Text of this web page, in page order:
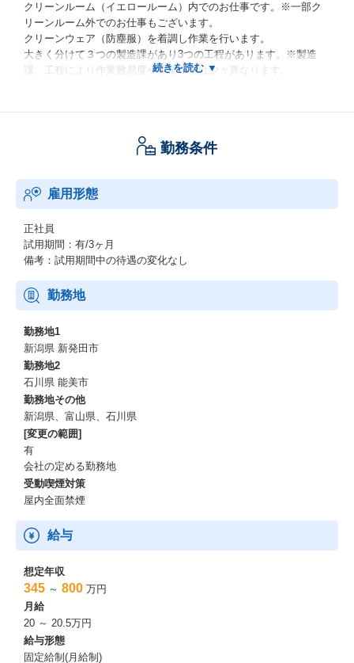
クリーンルーム（イエロールーム）内でのお仕事です。※一部ク
リーンルーム外でのお仕事もございます。
クリーンウェア（防塵服）を着調し作業を行います。
大きく分けて３つの製造課があり3つの工程があります。※製造
課、工程により作業難易度や作業環境は少々異なります。
学処理・熱処理を繰り返して半導体の回路を焼き付けていきま
す。
回路自体は非常に小さく、ウエハー1枚で数千～数万個の半導体回
路（チップ）が製造できます。
次いで後工程では、ウエハーからチップを1個ずつ取り出し、リー
荷するための最終完成品に仕上げます。
出荷時には、セロハンテープのようなリールに製品を挟み込み、
お客様がリールを巻きながら製品を取り出せるような工夫も行わ
れます。
製品が非常に小さいため、こうした製造過程では、ゴミやチリの
混入が大敵です。
クリーンルームや局所排気装置で純度の高い空気環境を作り細心
の注意を払って製造しています。
【勤務時間】
①09：00～19:15 休憩75分 実働時間9h
②21：00～07:15 休憩75分 実働時間9h
・158日
勤務条件
雇用形態
正社員
試用期間：有/3ヶ月
備考：試用期間中の待遇の変化なし
勤務地
勤務地1
新潟県 新発田市
勤務地2
石川県 能美市
勤務地その他
新潟県、富山県、石川県
[変更の範囲]
有
会社の定める勤務地
受動喫煙対策
屋内全面禁煙
給与
想定年収
345 ～ 800 万円
月給
20 ～ 20.5万円
給与形態
固定給制(月給制)